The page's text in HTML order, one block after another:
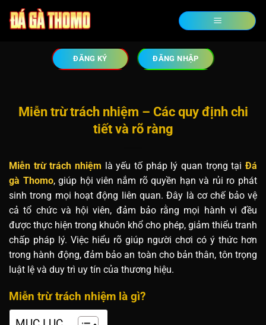
ĐĂNG KÝ ĐĂNG NHẬP
Miễn trừ trách nhiệm – Các quy định chi
tiết và rõ ràng
Miễn trừ trách nhiệm là yếu tố pháp lý quan trọng tại Đá
gà Thomo, giúp hội viên nắm rõ quyền hạn và rủi ro phát
sinh trong mọi hoạt động liên quan. Đây là cơ chế bảo vệ
cả tổ chức và hội viên, đảm bảo rằng mọi hành vi đều
được thực hiện trong khuôn khổ cho phép, giảm thiểu tranh
chấp pháp lý. Việc hiểu rõ giúp người chơi có ý thức hơn
trong hành động, đảm bảo an toàn cho bản thân, tôn trọng
luật lệ và duy trì uy tín của thương hiệu.
Miễn trừ trách nhiệm là gì?